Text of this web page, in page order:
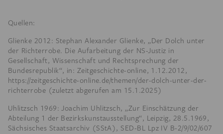
Quellen:
Glienke 2012: Stephan Alexander Glienke, „Der Dolch unter
der Richterrobe. Die Aufarbeitung der NS-Justiz in
Gesellschaft, Wissenschaft und Rechtsprechung der
Bundesrepublik“, in: Zeitgeschichte-online, 1.12.2012,
https://zeitgeschichte-online.de/themen/der-dolch-unter-der-
richterrobe (zuletzt abgerufen am 15.1.2025)
Uhlitzsch 1969: Joachim Uhlitzsch, „Zur Einschätzung der
Abteilung 1 der Bezirkskunstausstellung“, Leipzig, 28.5.1969,
Sächsisches Staatsarchiv (SStA), SED-BL Lpz IV B-2/9/02/607